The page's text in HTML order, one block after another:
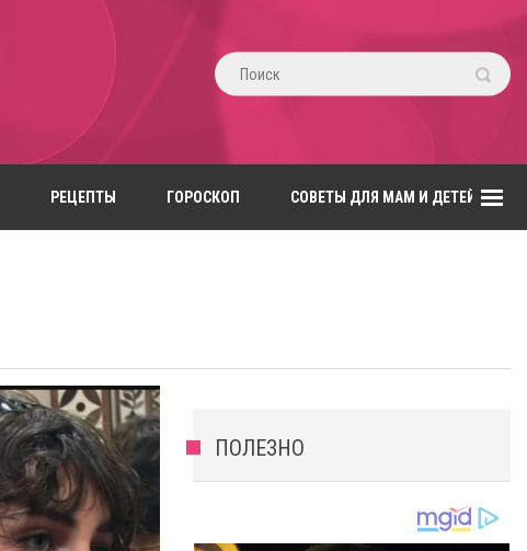
РЕЦЕПТЫ ГОРОСКОП СОВЕТЫ ДЛЯ МАМ И ДЕТЕЙ
ПОЛЕЗНО